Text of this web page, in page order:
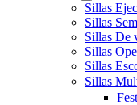
Sillas
Sillas
Sillas De
Sillas
Sillas
Sillas